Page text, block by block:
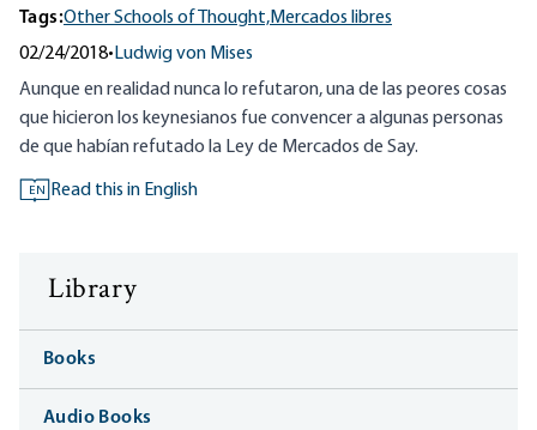
Tags:Other Schools of Thought,Mercados libres
02/24/2018•Ludwig von Mises
Aunque en realidad nunca lo refutaron, una de las peores cosas
que hicieron los keynesianos fue convencer a algunas personas
de que habían refutado la Ley de Mercados de Say.
EN Read this in English
Library
Books
Audio Books